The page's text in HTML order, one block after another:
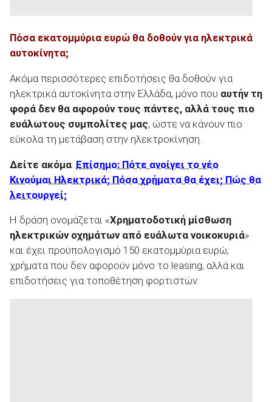
Πόσα εκατομμύρια ευρώ θα δοθούν για ηλεκτρικά
αυτοκίνητα;
Ακόμα περισσότερες επιδοτήσεις θα δοθούν για
ηλεκτρικά αυτοκίνητα στην Ελλάδα, μόνο που αυτήν τη
φορά δεν θα αφορούν τους πάντες, αλλά τους πιο
ευάλωτους συμπολίτες μας, ώστε να κάνουν πιο
εύκολα τη μετάβαση στην ηλεκτροκίνηση.
Δείτε ακόμα: Επίσημο: Πότε ανοίγει το νέο
Κινούμαι Ηλεκτρικά; Πόσα χρήματα θα έχει; Πώς θα
λειτουργεί;
Η δράση ονομάζεται «Χρηματοδοτική μίσθωση
ηλεκτρικών οχημάτων από ευάλωτα νοικοκυριά»
και έχει προϋπολογισμό 150 εκατομμύρια ευρώ,
χρήματα που δεν αφορούν μόνο το leasing, αλλά και
επιδοτήσεις για τοποθέτηση φορτιστών.